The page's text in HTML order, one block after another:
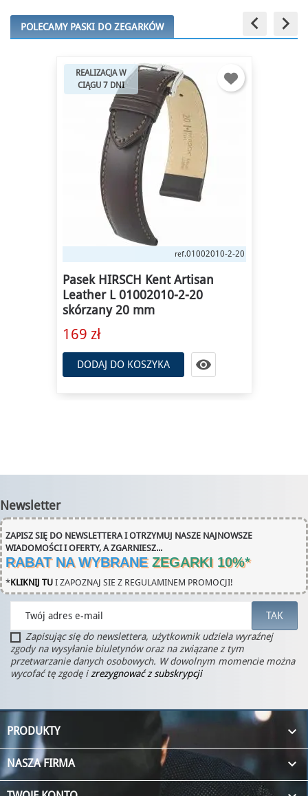
POLECAMY PASKI DO ZEGARKÓW keyboard_arrow_left
REALIZACJA W
CIĄGU 7 DNI
ref.01002010-2-20
Pasek HIRSCH Kent Artisan
Leather L 01002010-2-20
skórzany 20 mm
169 zł
DODAJ DO KOSZYKA 
keyboard_arrow_right
Newsletter
ZAPISZ SIĘ DO NEWSLETTERA I OTRZYMUJ NASZE NAJNOWSZE
WIADOMOŚCI I OFERTY, A ZGARNIESZ...
RABAT NA WYBRANE ZEGARKI 10%*
*KLIKNIJ TU I ZAPOZNAJ SIE Z REGULAMINEM PROMOCJI!
Zapisując się do newslettera, użytkownik udziela wyraźnej
zgody na wysyłanie biuletynów oraz na związane z tym
przetwarzanie danych osobowych. W dowolnym momencie można
wycofać tę zgodę i zrezygnować z subskrypcji
PRODUKTY 
NASZA FIRMA 